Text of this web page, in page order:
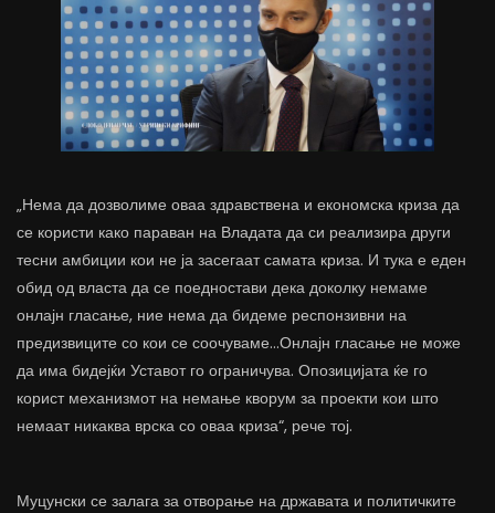
„Нема да дозволиме оваа здравствена и економска криза да
се користи како параван на Владата да си реализира други
тесни амбиции кои не ја засегаат самата криза. И тука е еден
обид од власта да се поедностави дека доколку немаме
онлајн гласање, ние нема да бидеме респонзивни на
предизвиците со кои се соочуваме…Онлајн гласање не може
да има бидејќи Уставот го ограничува. Опозицијата ќе го
корист механизмот на немање кворум за проекти кои што
немаат никаква врска со оваа криза“, рече тој.
Муцунски се залага за отворање на државата и политичките